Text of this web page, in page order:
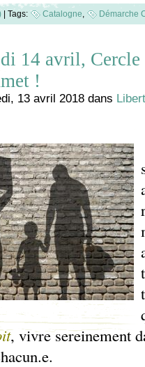
| Tags: Catalogne Démarche
14 avril, Cercle
!
13 avril 2018 dans
, vivre sereinement